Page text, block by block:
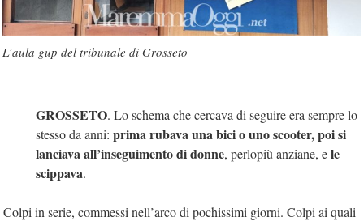
L’aula gup del tribunale di Grosseto
GROSSETO. Lo schema che cercava di seguire era sempre lo
stesso da anni: prima rubava una bici o uno scooter, poi si
lanciava all’inseguimento di donne, perlopiù anziane, ele
scippava.
Colpi in serie, commessi nell’arco di pochissimi giorni. Colpi ai quali